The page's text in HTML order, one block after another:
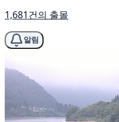
1,681건의 출몰
알림